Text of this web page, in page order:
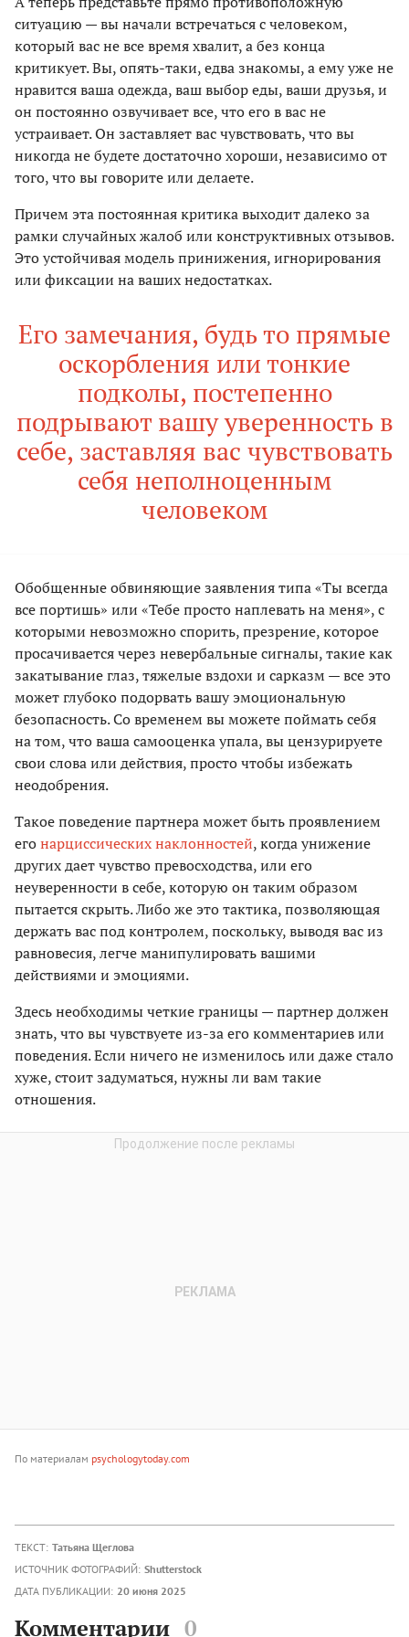
ситуацию — вы начали встречаться с человеком,
который вас не все время хвалит, а без конца
критикует. Вы, опять-таки, едва знакомы, а ему уже не
нравится ваша одежда, ваш выбор еды, ваши друзья, и
он постоянно озвучивает все, что его в вас не
устраивает. Он заставляет вас чувствовать, что вы
никогда не будете достаточно хороши, независимо от
того, что вы говорите или делаете.
Причем эта постоянная критика выходит далеко за
рамки случайных жалоб или конструктивных отзывов.
Это устойчивая модель принижения, игнорирования
или фиксации на ваших недостатках.
Его замечания, будь то прямые
оскорбления или тонкие
подколы, постепенно
подрывают вашу уверенность в
себе, заставляя вас чувствовать
себя неполноценным
человеком
Обобщенные обвиняющие заявления типа «Ты всегда
все портишь» или «Тебе просто наплевать на меня», с
которыми невозможно спорить, презрение, которое
просачивается через невербальные сигналы, такие как
закатывание глаз, тяжелые вздохи и сарказм — все это
может глубоко подорвать вашу эмоциональную
безопасность. Со временем вы можете поймать себя
на том, что ваша самооценка упала, вы цензурируете
свои слова или действия, просто чтобы избежать
неодобрения.
Такое поведение партнера может быть проявлением
егонарциссических наклонностей, когда унижение
других дает чувство превосходства, или его
неуверенности в себе, которую он таким образом
пытается скрыть. Либо же это тактика, позволяющая
держать вас под контролем, поскольку, выводя вас из
равновесия, легче манипулировать вашими
действиями и эмоциями.
Здесь необходимы четкие границы — партнер должен
знать, что вы чувствуете из-за его комментариев или
поведения. Если ничего не изменилось или даже стало
хуже, стоит задуматься, нужны ли вам такие
отношения.
По материалам psychologytoday.com
ТЕКСТ: Татьяна Щеглова
ИСТОЧНИК ФОТОГРАФИЙ: Shutterstock
ДАТА ПУБЛИКАЦИИ: 20 июня 2025
Комментарии 0